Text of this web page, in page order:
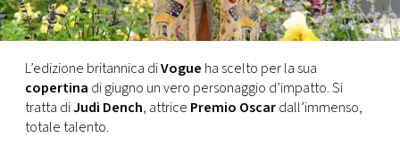
RMC
CONSIGLIA
L’edizione britannica diVogue ha scelto per la sua
copertina di giugno un vero personaggio d’impatto. Si
tratta diJudi Dench, attrice Premio Oscardall’immenso,
totale talento.